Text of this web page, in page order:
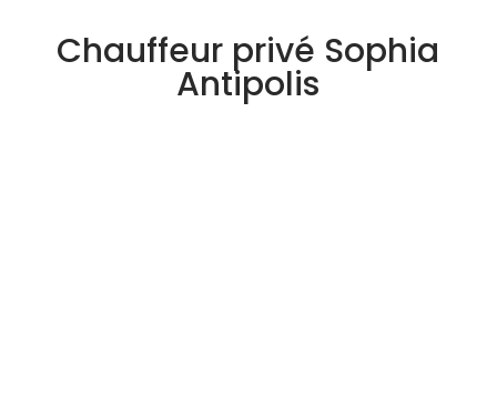
Chauffeur privé Sophia
Antipolis